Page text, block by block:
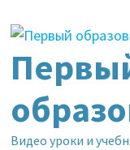
содержимому
Видео уроки и